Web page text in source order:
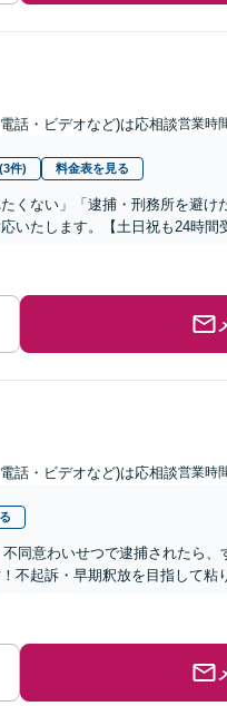
話・ビデオなど)は応相談営業時
件) 料金表を見る
くない」「逮捕・刑務所を避け
いたします。【土日祝も24時間
話・ビデオなど)は応相談営業時
不同意わいせつで逮捕されたら
不起訴・早期釈放を目指して粘